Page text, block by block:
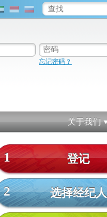
忘记密码？
关于我们
1 登记
2 选择经纪人